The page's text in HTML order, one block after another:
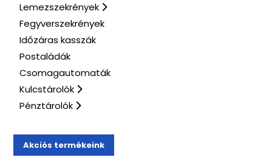
Lemezszekrények
Fegyverszekrények
Időzáras kasszák
Postaládák
Csomagautomaták
Kulcstárolók
Pénztárolók
Akciós termékeink